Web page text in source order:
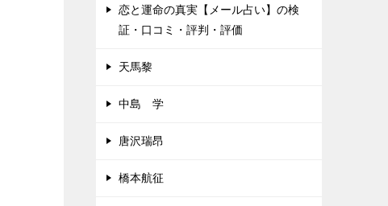
恋と運命の真実【メール占い】の検
証・口コミ・評判・評価
天馬黎
中島 学
唐沢瑞昂
橋本航征